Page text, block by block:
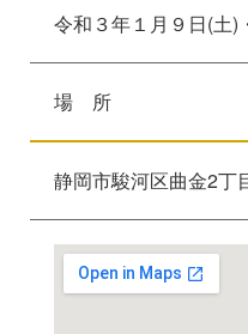
令和３年１月９日(土)
場 所
静岡市駿河区曲金2丁